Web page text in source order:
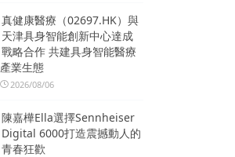
真健康醫療（02697.HK）與
天津具身智能創新中心達成
戰略合作 共建具身智能醫療
產業生態
2026/08/06
陳嘉樺Ella選擇Sennheiser
Digital 6000打造震撼動人的
青春狂歡